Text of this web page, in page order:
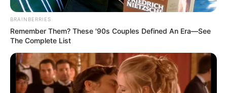
BRAINBERRIES
Remember Them? These '90s Couples Defined An Era—See
The Complete List